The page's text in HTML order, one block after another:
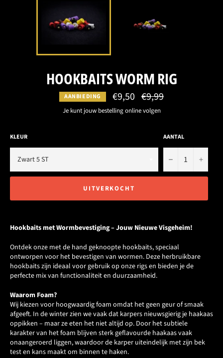
HOOKBAITS WORM RIG
AANBIEDING €9,50 Normale
prijs
€9,99
Je kunt jouw bestelling online volgen
KLEUR AANTAL
− +
UITVERKOCHT
Hookbaits met Wormbevestiging – Jouw Nieuwe Visgeheim!
Ontdek onze met de hand geknoopte hookbaits, speciaal
ontworpen voor het bevestigen van wormen. Deze herbruikbare
hookbaits zijn ideaal voor gebruik op onze rigs en bieden je de
perfecte mix van functionaliteit en duurzaamheid.
Waarom Foam?
Wij kiezen voor hoogwaardig foam omdat het geen geur of smaak
afgeeft. In de winter zien we vaak dat karpers nieuwsgierig je haakaas
oppikken – maar ze eten het niet altijd op. Door het subtiele
karakter van het foam blijven sterk geflavourde haakaas vaak
onaangeroerd liggen, waardoor de karper uiteindelijk met zijn bek
test en kans maakt om binnen te haken.